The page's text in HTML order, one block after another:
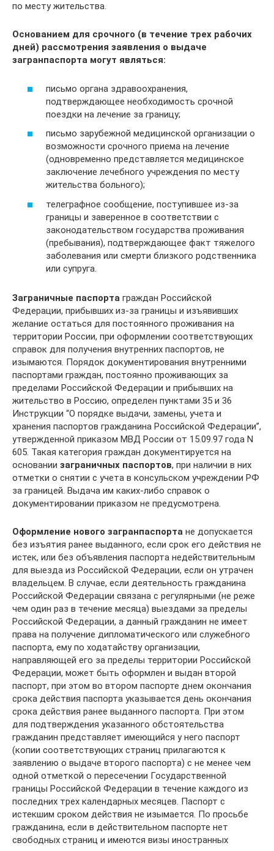
по месту жительства.
Основанием для срочного (в течение трех рабочих
дней) рассмотрения заявления о выдаче
загранпаспорта могут являться:
письмо органа здравоохранения,
подтверждающее необходимость срочной
поездки на лечение за границу;
письмо зарубежной медицинской организации о
возможности срочного приема на лечение
(одновременно представляется медицинское
заключение лечебного учреждения по месту
жительства больного);
телеграфное сообщение, поступившее из-за
границы и заверенное в соответствии с
законодательством государства проживания
(пребывания), подтверждающее факт тяжелого
заболевания или смерти близкого родственника
или супруга.
Заграничные паспорта граждан Российской
Федерации, прибывших из-за границы и изъявивших
желание остаться для постоянного проживания на
территории России, при оформлении соответствующих
справок для получения внутренних паспортов, не
изымаются. Порядок документирования внутренними
паспортами граждан, постоянно проживающих за
пределами Российской Федерации и прибывших на
жительство в Россию, определен пунктами 35 и 36
Инструкции “О порядке выдачи, замены, учета и
хранения паспортов гражданина Российской Федерации”,
утвержденной приказом МВД России от 15.09.97 года N
605. Такая категория граждан документируется на
основании заграничных паспортов, при наличии в них
отметки о снятии с учета в консульском учреждении РФ
за границей. Выдача им каких-либо справок о
документировании приказом не предусмотрена.
Оформление нового загранпаспорта не допускается
без изъятия ранее выданного, если срок его действия не
истек, или без объявления паспорта недействительным
для выезда из Российской Федерации, если он утрачен
владельцем. В случае, если деятельность гражданина
Российской Федерации связана с регулярными (не реже
чем один раз в течение месяца) выездами за пределы
Российской Федерации, а данный гражданин не имеет
права на получение дипломатического или служебного
паспорта, ему по ходатайству организации,
направляющей его за пределы территории Российской
Федерации, может быть оформлен и выдан второй
паспорт, при этом во втором паспорте днем окончания
срока действия паспорта указывается день окончания
срока действия ранее выданного паспорта. При этом
для подтверждения указанного обстоятельства
гражданин представляет имеющийся у него паспорт
(копии соответствующих страниц прилагаются к
заявлению о выдаче второго паспорта) с не менее чем
одной отметкой о пересечении Государственной
границы Российской Федерации в течение каждого из
последних трех календарных месяцев. Паспорт с
истекшим сроком действия не изымается. По просьбе
гражданина, если в действительном паспорте нет
свободных страниц и имеются визы иностранных